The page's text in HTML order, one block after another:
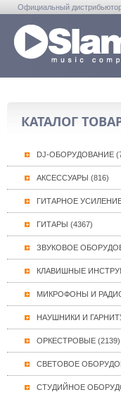
Официальный
КАТАЛОГ
DJ-ОБОРУДОВАНИЕ
АКСЕССУАРЫ (816)
ГИТАРНОЕ
ГИТАРЫ (4367)
ЗВУКОВОЕ
КЛАВИШНЫЕ
МИКРОФОНЫ И
НАУШНИКИ И
ОРКЕСТРОВЫЕ (2139)
СВЕТОВОЕ
СТУДИЙНОЕ